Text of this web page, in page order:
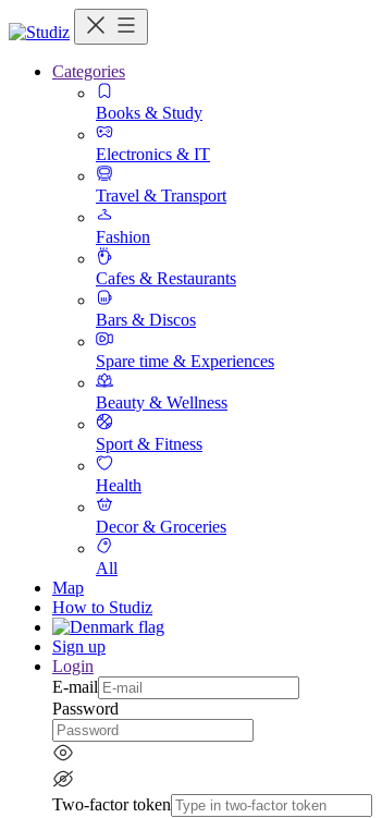
Categories
Books & Study
Electronics & IT
Travel & Transport
Fashion
Cafes & Restaurants
Bars & Discos
Spare time & Experiences
Beauty & Wellness
Sport & Fitness
Health
Decor & Groceries
All
Map
How to Studiz
Sign up
Login
E-mail
Password
Two-factor token